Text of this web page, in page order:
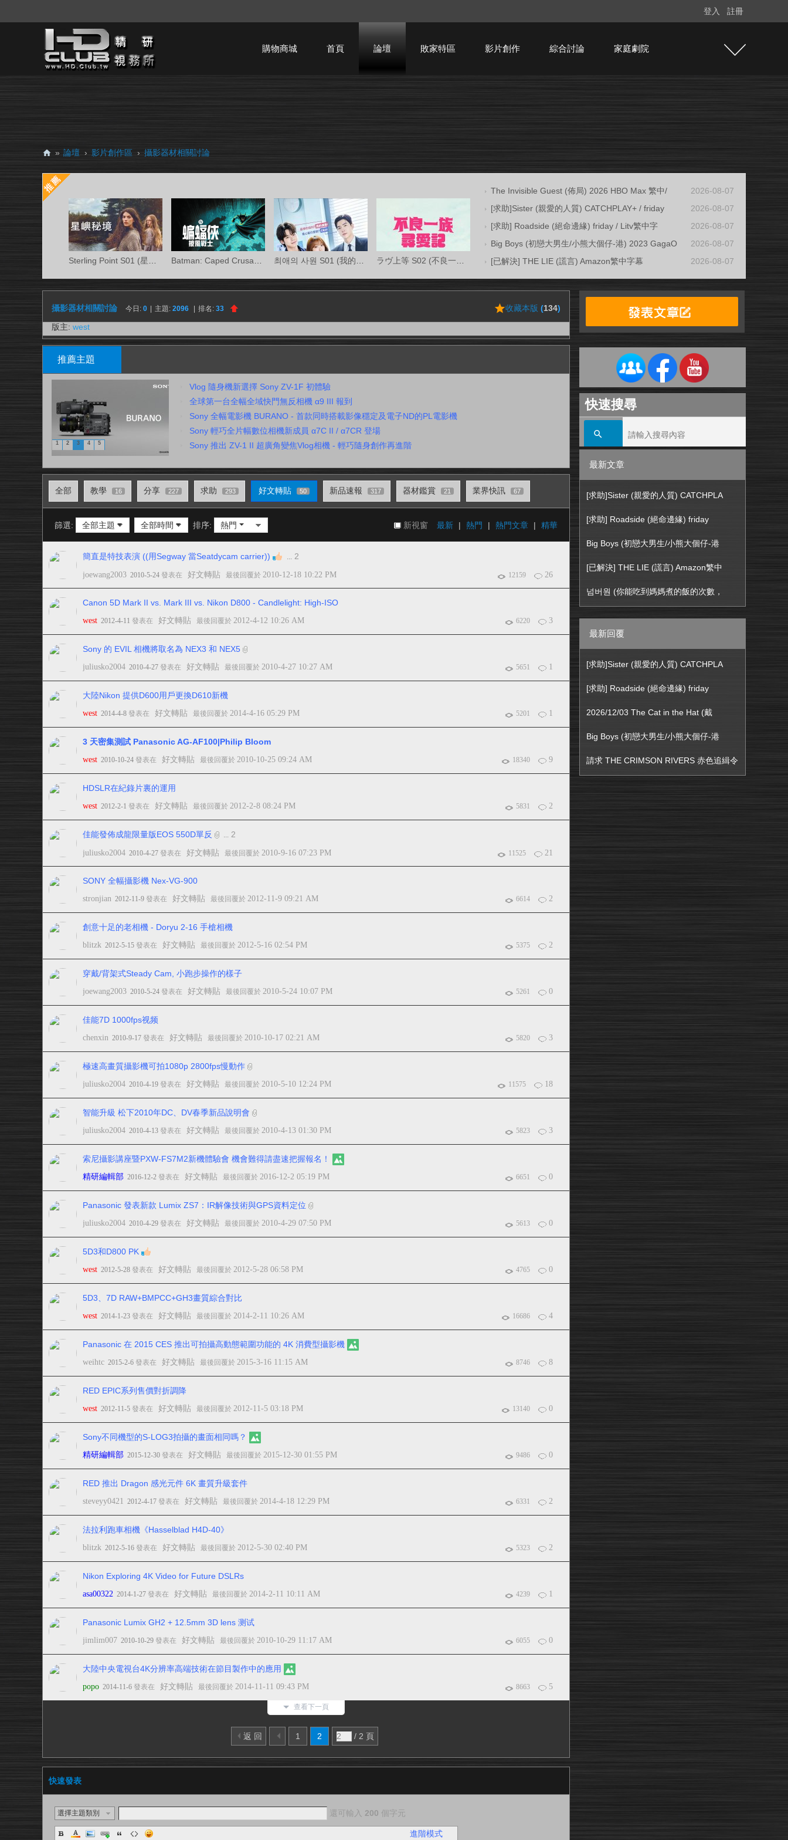
登入 註冊
購物商城 首頁 論壇 敗家特區 影片創作 綜合討論 家庭劇院
D.
Cl
務
» 論壇 › 影片創作區 › 攝影器材相關討論
The Invisible Guest (佈局) 2026 HBO Max 繁中/
2026-08-07
[求助]Sister (親愛的人質) CATCHPLAY+ / friday
2026-08-07
[求助] Roadside (絕命邊緣) friday / Litv繁中字
2026-08-07
Big Boys (初戀大男生/小熊大個仔-港) 2023 GagaO
2026-08-07
[已解決] THE LIE (謊言) Amazon繁中字幕
2026-08-07
收藏本版 (134)
攝影器材相關討論 今日: 0 主題: 2096 排名: 33
版主: west
推薦主題
1 2 3 4 5
Vlog 隨身機新選擇 Sony ZV-1F 初體驗
全球第一台全幅全域快門無反相機 α9 III 報到
Sony 全幅電影機 BURANO - 首款同時搭載影像穩定及電子ND的PL電影機
Sony 輕巧全片幅數位相機新成員 α7C II / α7CR 登場
Sony 推出 ZV-1 II 超廣角變焦Vlog相機 - 輕巧隨身創作再進階
全部 教學 16 分享 227 求助 293 好文轉貼 50 新品速報 317 器材鑑賞 21 業界快訊 67
最新 | 熱門 | 熱門文章 | 精華
新視窗
篩選: 全部主題 全部時間 排序: 熱門
簡直是特技表演 ((用Segway 當Seatdycam carrier)) ... 2
12159 26
joewang2003 2010-5-24 發表在 好文轉貼 最後回覆於 2010-12-18 10:22 PM
Canon 5D Mark II vs. Mark III vs. Nikon D800 - Candlelight: High-ISO
6220 3
west 2012-4-11 發表在 好文轉貼 最後回覆於 2012-4-12 10:26 AM
Sony 的 EVIL 相機將取名為 NEX3 和 NEX5
5651 1
juliusko2004 2010-4-27 發表在 好文轉貼 最後回覆於 2010-4-27 10:27 AM
大陸Nikon 提供D600用戶更換D610新機
5201 1
west 2014-4-8 發表在 好文轉貼 最後回覆於 2014-4-16 05:29 PM
3 天密集測試 Panasonic AG-AF100|Philip Bloom
18340 9
west 2010-10-24 發表在 好文轉貼 最後回覆於 2010-10-25 09:24 AM
HDSLR在紀錄片裏的運用
5831 2
west 2012-2-1 發表在 好文轉貼 最後回覆於 2012-2-8 08:24 PM
佳能發佈成龍限量版EOS 550D單反 ... 2
11525 21
juliusko2004 2010-4-27 發表在 好文轉貼 最後回覆於 2010-9-16 07:23 PM
SONY 全幅攝影機 Nex-VG-900
6614 2
stronjian 2012-11-9 發表在 好文轉貼 最後回覆於 2012-11-9 09:21 AM
創意十足的老相機 - Doryu 2-16 手槍相機
5375 2
blitzk 2012-5-15 發表在 好文轉貼 最後回覆於 2012-5-16 02:54 PM
穿戴/背架式Steady Cam, 小跑步操作的樣子
5261 0
joewang2003 2010-5-24 發表在 好文轉貼 最後回覆於 2010-5-24 10:07 PM
佳能7D 1000fps视频
5820 3
chenxin 2010-9-17 發表在 好文轉貼 最後回覆於 2010-10-17 02:21 AM
極速高畫質攝影機可拍1080p 2800fps慢動作
11575 18
juliusko2004 2010-4-19 發表在 好文轉貼 最後回覆於 2010-5-10 12:24 PM
智能升級 松下2010年DC、DV春季新品說明會
5823 3
juliusko2004 2010-4-13 發表在 好文轉貼 最後回覆於 2010-4-13 01:30 PM
索尼攝影講座暨PXW-FS7M2新機體驗會 機會難得請盡速把握報名！
6651 0
精研編輯部 2016-12-2 發表在 好文轉貼 最後回覆於 2016-12-2 05:19 PM
Panasonic 發表新款 Lumix ZS7：IR解像技術與GPS資料定位
5613 0
juliusko2004 2010-4-29 發表在 好文轉貼 最後回覆於 2010-4-29 07:50 PM
5D3和D800 PK
4765 0
west 2012-5-28 發表在 好文轉貼 最後回覆於 2012-5-28 06:58 PM
5D3、7D RAW+BMPCC+GH3畫質綜合對比
16686 4
west 2014-1-23 發表在 好文轉貼 最後回覆於 2014-2-11 10:26 AM
Panasonic 在 2015 CES 推出可拍攝高動態範圍功能的 4K 消費型攝影機
8746 8
weihtc 2015-2-6 發表在 好文轉貼 最後回覆於 2015-3-16 11:15 AM
RED EPIC系列售價對折調降
13140 0
west 2012-11-5 發表在 好文轉貼 最後回覆於 2012-11-5 03:18 PM
Sony不同機型的S-LOG3拍攝的畫面相同嗎？
9486 0
精研編輯部 2015-12-30 發表在 好文轉貼 最後回覆於 2015-12-30 01:55 PM
RED 推出 Dragon 感光元件 6K 畫質升級套件
6331 2
steveyy0421 2012-4-17 發表在 好文轉貼 最後回覆於 2014-4-18 12:29 PM
法拉利跑車相機《Hasselblad H4D-40》
5323 2
blitzk 2012-5-16 發表在 好文轉貼 最後回覆於 2012-5-30 02:40 PM
Nikon Exploring 4K Video for Future DSLRs
4239 1
asa00322 2014-1-27 發表在 好文轉貼 最後回覆於 2014-2-11 10:11 AM
Panasonic Lumix GH2 + 12.5mm 3D lens 测试
6055 0
jimlim007 2010-10-29 發表在 好文轉貼 最後回覆於 2010-10-29 11:17 AM
大陸中央電視台4K分辨率高端技術在節目製作中的應用
8663 5
popo 2014-11-6 發表在 好文轉貼 最後回覆於 2014-11-11 09:43 PM
查看下一頁
返 回 1 2 / 2 頁
快速發表
選擇主題類別 還可輸入 200 個字元
進階模式
快速搜尋
最新文章
[求助]Sister (親愛的人質) CATCHPLA
[求助] Roadside (絕命邊緣) friday
Big Boys (初戀大男生/小熊大個仔-港
[已解決] THE LIE (謊言) Amazon繁中
넘버원 (你能吃到媽媽煮的飯的次數，
最新回覆
[求助]Sister (親愛的人質) CATCHPLA
[求助] Roadside (絕命邊緣) friday
2026/12/03 The Cat in the Hat (戴
Big Boys (初戀大男生/小熊大個仔-港
請求 THE CRIMSON RIVERS 赤色追緝令